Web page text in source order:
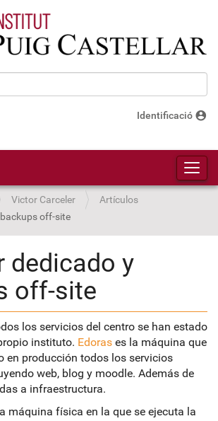
Identificació account_circle
Victor Carceler
Artículos
off-site
dedicado y
off-site
los servicios del centro se han estado
instituto. Edoras es la máquina que
en producción todos los servicios
web, blog y moodle. Además de
a infraestructura.
máquina física en la que se ejecuta la